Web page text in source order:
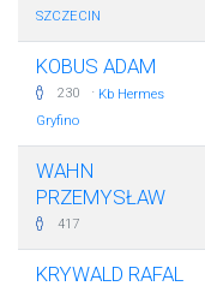
SZCZECIN
KOBUS ADAM
230 · Kb Hermes
Gryfino
WAHN
PRZEMYSŁAW
417
KRYWALD RAFAL